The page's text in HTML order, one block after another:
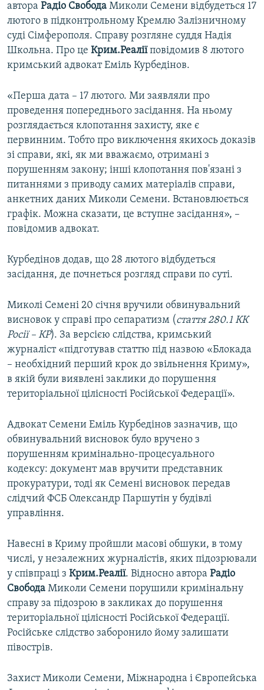
Усі сайти RFE/RL
автора Радіо Свобода Миколи Семени відбудеться 17
лютого в підконтрольному Кремлю Залізничному
суді Сімферополя. Справу розгляне суддя Надія
Школьна. Про це Крим.Реаліїповідомив 8 лютого
кримський адвокат Еміль Курбедінов.
«Перша дата – 17 лютого. Ми заявляли про
проведення попереднього засідання. На ньому
розглядається клопотання захисту, яке є
первинним. Тобто про виключення якихось доказів
зі справи, які, як ми вважаємо, отримані з
порушенням закону; інші клопотання пов'язані з
питаннями з приводу самих матеріалів справи,
анкетних даних Миколи Семени. Встановлюється
графік. Можна сказати, це вступне засідання», –
повідомив адвокат.
Курбедінов додав, що 28 лютого відбудеться
засідання, де почнеться розгляд справи по суті.
Миколі Семені 20 січня вручили обвинувальний
висновок у справі про сепаратизм (стаття 280.1 КК
Росії – КР). За версією слідства, кримський
журналіст «підготував статтю під назвою «Блокада
– необхідний перший крок до звільнення Криму»,
в якій були виявлені заклики до порушення
територіальної цілісності Російської Федерації».
Адвокат Семени Еміль Курбедінов зазначив, що
обвинувальний висновок було вручено з
порушенням кримінально-процесуального
кодексу: документ мав вручити представник
прокуратури, тоді як Семені висновок передав
слідчий ФСБ Олександр Паршутін у будівлі
управління.
Навесні в Криму пройшли масові обшуки, в тому
числі, у незалежних журналістів, яких підозрювали
у співпраці з Крим.Реалії. Відносно автора Радіо
Свобода Миколи Семени порушили кримінальну
справу за підозрою в закликах до порушення
територіальної цілісності Російської Федерації.
Російське слідство заборонило йому залишати
півострів.
Захист Миколи Семени, Міжнародна і Європейська